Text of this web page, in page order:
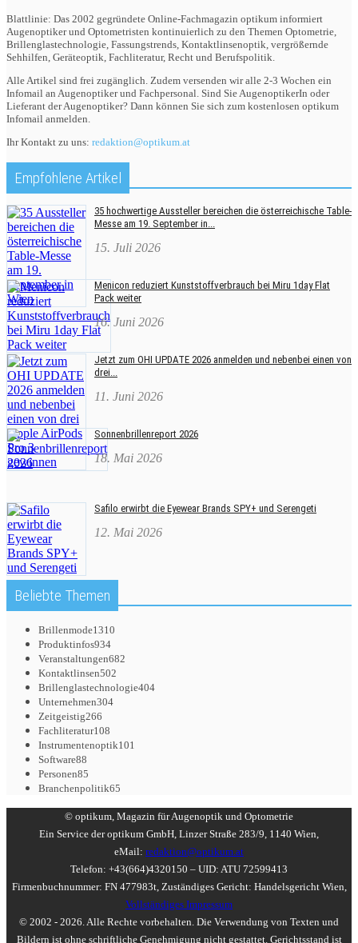
Blattlinie: Das 2002 gegründete Online-Fachmagazin optikum informiert
Augenoptiker und Optometristen kontinuierlich zu den Themen Optometrie,
Brillenglastechnologie, Fassungstrends, Kontaktlinsenoptik, vergrößernde
Sehhilfen, Geräteoptik, Fachliteratur, Recht und Berufspolitik.
Alle Artikel sind frei zugänglich. Zudem versenden wir alle 2-3 Wochen ein
Infomail an Augenoptiker und Fachpersonal. Sind Sie AugenoptikerIn oder
Lieferant der Augenoptiker? Dann können Sie sich zum kostenlosen optikum
Infomail anmelden.
Ihr Kontakt zu uns: redaktion@optikum.at
Empfohlene Artikel
35 hochwertige Aussteller bereichen die österreichische Table-
Messe am 19. September in...
15. Juli 2026
Menicon reduziert Kunststoffverbrauch bei Miru 1day Flat
Pack weiter
16. Juni 2026
Jetzt zum OHI UPDATE 2026 anmelden und nebenbei einen von
drei...
11. Juni 2026
Sonnenbrillenreport 2026
18. Mai 2026
Safilo erwirbt die Eyewear Brands SPY+ und Serengeti
12. Mai 2026
Beliebte Themen
Brillenmode1310
Produktinfos934
Veranstaltungen682
Kontaktlinsen502
Brillenglastechnologie404
Unternehmen304
Zeitgeistig266
Fachliteratur108
Instrumentenoptik101
Software88
Personen85
Branchenpolitik65
© optikum, Magazin für Augenoptik und Optometrie
Ein Service der optikum GmbH, Linzer Straße 283/9, 1140 Wien,
eMail: redaktion@optikum.at
Telefon: +43(664)4320150 – UID: ATU 72599413
Firmenbuchnummer: FN 477983t, Zuständiges Gericht: Handelsgericht Wien,
Vollständiges Impressum
© 2002 - 2026. Alle Rechte vorbehalten. Die Verwendung von Texten und
Bildern ist ohne schriftliche Genehmigung nicht gestattet. Gerichtsstand ist